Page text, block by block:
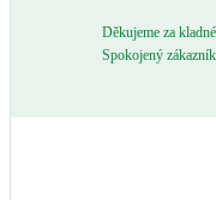
Děkujeme za
Spokojený